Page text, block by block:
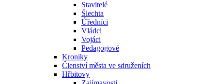
Stavitelé
Šlechta
Úředníci
Vládci
Vojáci
Pedagogové
Kroniky
Členství města ve sdruženích
Hřbitovy